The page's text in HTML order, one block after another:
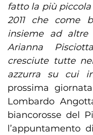
fatto la più piccola
2011 che come
insieme ad altre
Arianna
cresciute tutte
azzurra su cui
prossima
Lombardo
biancorosse del
l’appuntamento